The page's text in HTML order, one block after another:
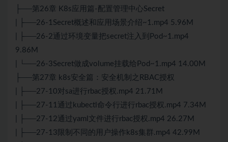
├──第26章 K8s应用篇-配置管理中心Secret
| ├──26-1Secret概述和应用场景介绍~1.mp4 5.96M
| ├──26-2通过环境变量把secret注入到Pod~1.mp4
9.86M
| └──26-3Secret做成volume挂载给Pod~1.mp4 14.00M
├──第27章 k8s安全篇：安全机制之RBAC授权
| ├──27-10对sa进行rbac授权.mp4 21.71M
| ├──27-11通过kubectl命令行进行rbac授权.mp4 7.34M
| ├──27-12通过yaml文件进行rbac授权.mp4 26.27M
| ├──27-13限制不同的用户操作k8s集群.mp4 42.99M